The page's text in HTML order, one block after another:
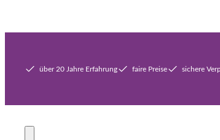
über 20 Jahre Erfahrung faire Preise sichere